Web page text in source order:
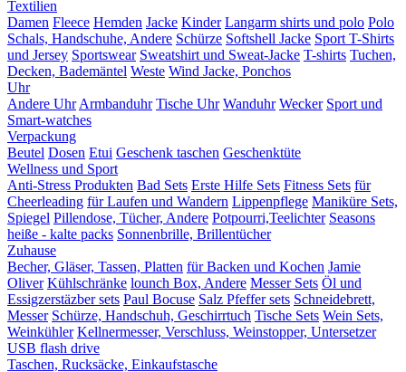
Textilien
Damen Fleece Hemden Jacke Kinder Langarm shirts und polo Polo
Schals, Handschuhe, Andere Schürze Softshell Jacke Sport T-Shirts
und Jersey Sportswear Sweatshirt und Sweat-Jacke T-shirts Tuchen,
Decken, Bademäntel Weste Wind Jacke, Ponchos
Uhr
Andere Uhr Armbanduhr Tische Uhr Wanduhr Wecker Sport und
Smart-watches
Verpackung
Beutel Dosen Etui Geschenk taschen Geschenktüte
Wellness und Sport
Anti-Stress Produkten Bad Sets Erste Hilfe Sets Fitness Sets für
Cheerleading für Laufen und Wandern Lippenpflege Maniküre Sets,
Spiegel Pillendose, Tücher, Andere Potpourri,Teelichter Seasons
heiße - kalte packs Sonnenbrille, Brillentücher
Zuhause
Becher, Gläser, Tassen, Platten für Backen und Kochen Jamie
Oliver Kühlschränke lounch Box, Andere Messer Sets Öl und
Essigzerstäzber sets Paul Bocuse Salz Pfeffer sets Schneidebrett,
Messer Schürze, Handschuh, Geschirrtuch Tische Sets Wein Sets,
Weinkühler Kellnermesser, Verschluss, Weinstopper, Untersetzer
USB flash drive
Taschen, Rucksäcke, Einkaufstasche